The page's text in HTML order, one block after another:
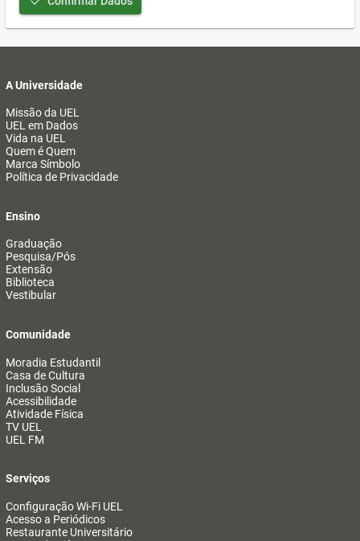
A Universidade
Missão da UEL
UEL em Dados
Vida na UEL
Quem é Quem
Marca Símbolo
Política de Privacidade
Ensino
Graduação
Pesquisa/Pós
Extensão
Biblioteca
Vestibular
Comunidade
Moradia Estudantil
Casa de Cultura
Inclusão Social
Acessibilidade
Atividade Física
TV UEL
UEL FM
Serviços
Configuração Wi-Fi UEL
Acesso a Periódicos
Restaurante Universitário